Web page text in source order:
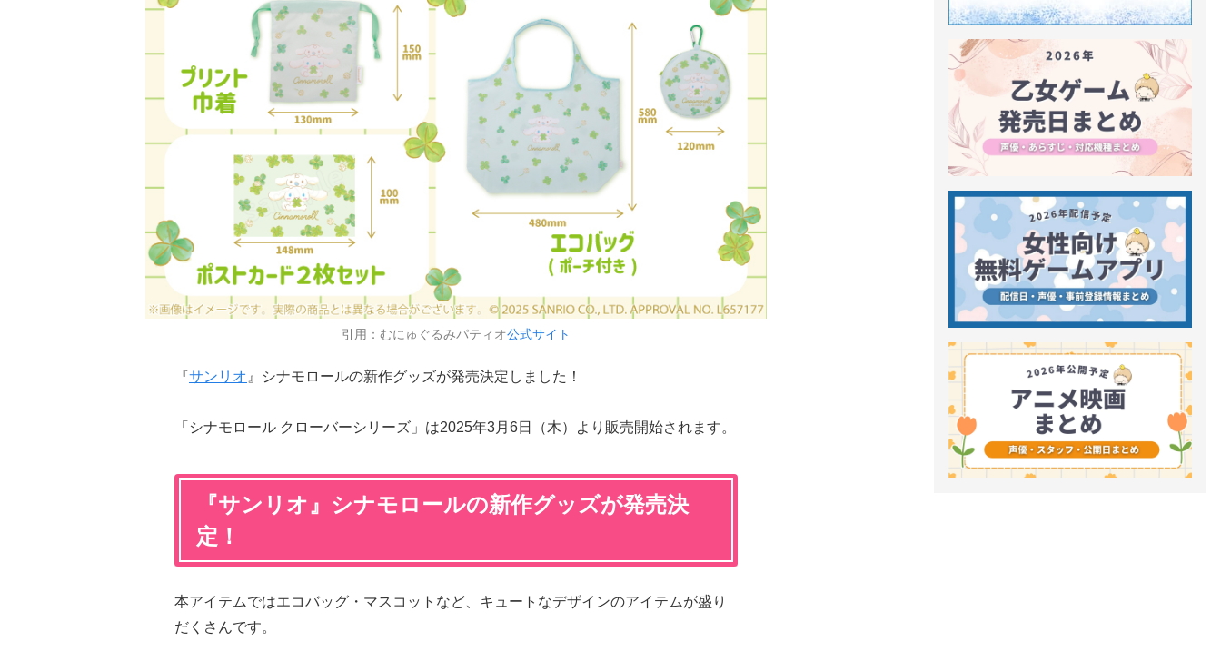
引用：むにゅぐるみパティオ公式サイト
『サンリオ 』シナモロールの新作グッズが発売決定しました！
「シナモロール クローバーシリーズ」は2025年3月6日（木）より販売開始されます。
『サンリオ』シナモロールの新作グッズが発売決
定！
本アイテムではエコバッグ・マスコットなど、キュートなデザインのアイテムが盛り
だくさんです。